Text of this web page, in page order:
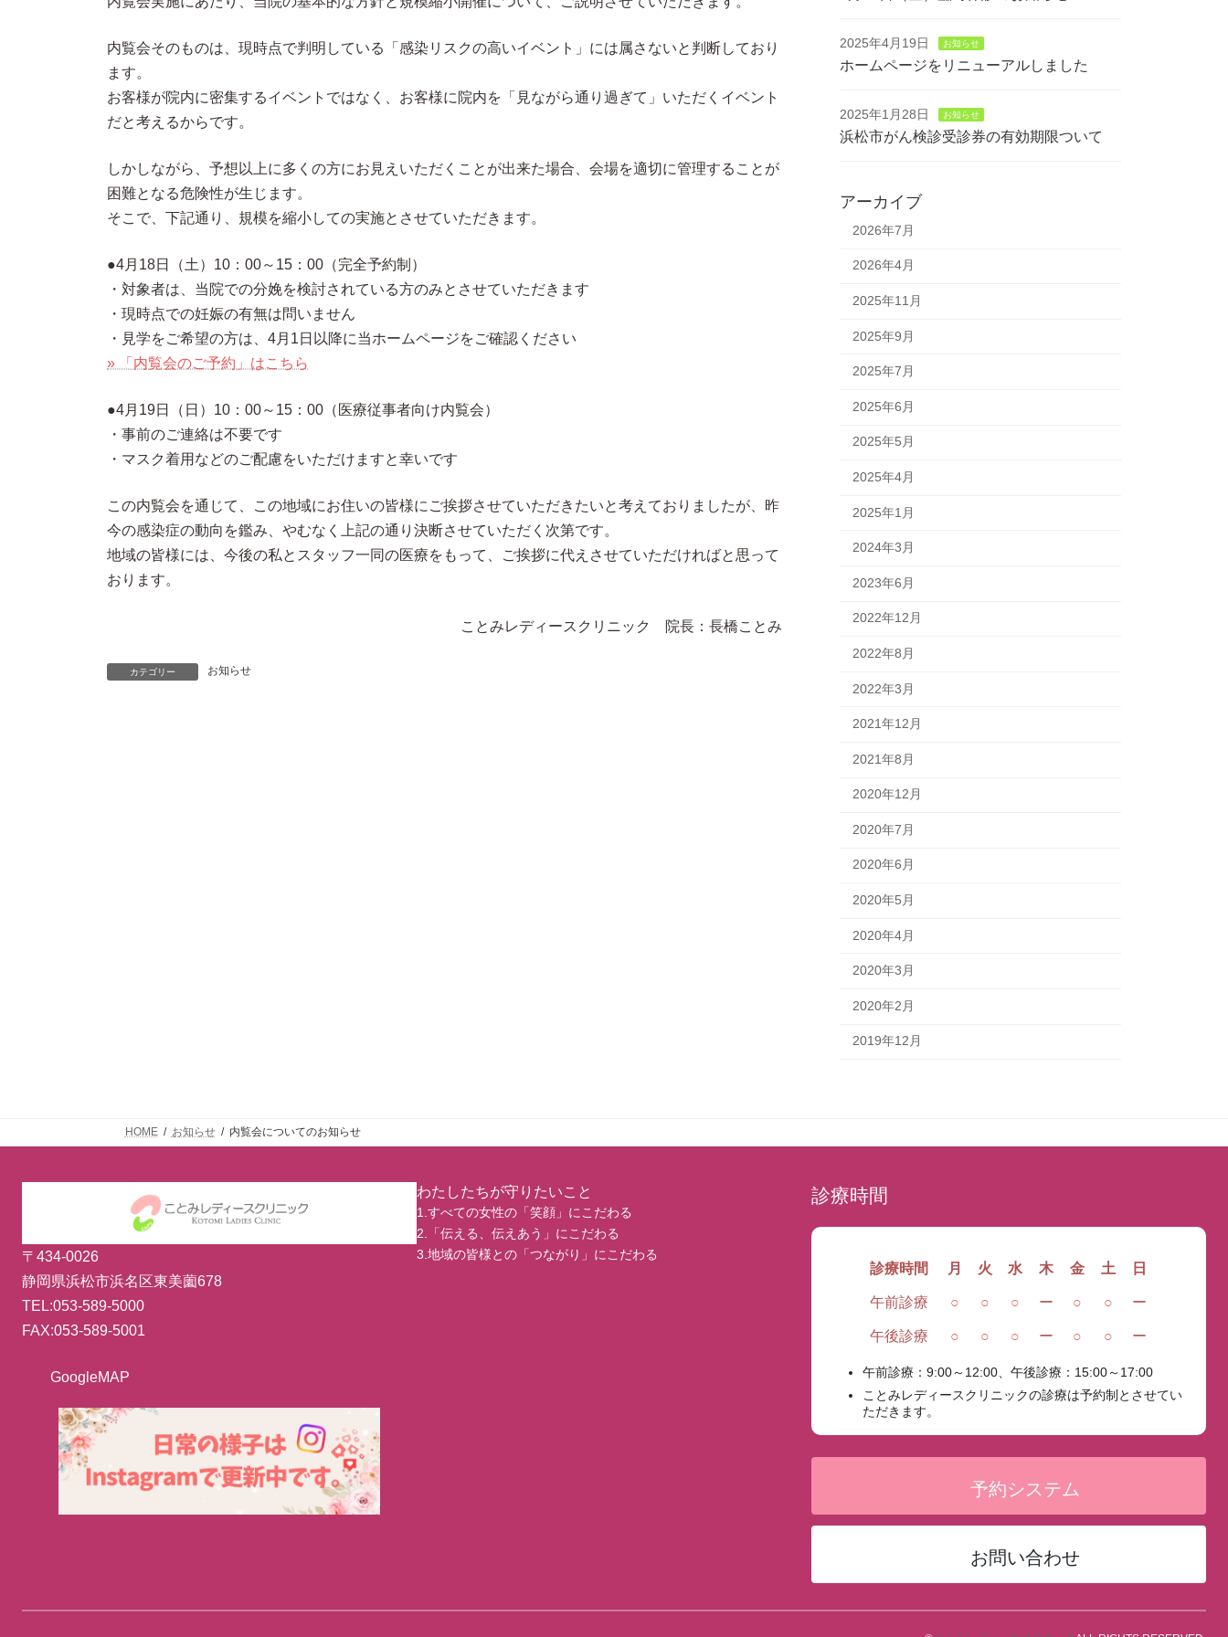
内覧会そのものは、現時点で判明している「感染リスクの高いイベント」には属さないと判断しており
ます。
お客様が院内に密集するイベントではなく、お客様に院内を「見ながら通り過ぎて」いただくイベント
だと考えるからです。
しかしながら、予想以上に多くの方にお見えいただくことが出来た場合、会場を適切に管理することが
困難となる危険性が生じます。
そこで、下記通り、規模を縮小しての実施とさせていただきます。
●4月18日（土）10：00～15：00（完全予約制）
・対象者は、当院での分娩を検討されている方のみとさせていただきます
・現時点での妊娠の有無は問いません
・見学をご希望の方は、4月1日以降に当ホームページをご確認ください
» 「内覧会のご予約」はこちら
●4月19日（日）10：00～15：00（医療従事者向け内覧会）
・事前のご連絡は不要です
・マスク着用などのご配慮をいただけますと幸いです
この内覧会を通じて、この地域にお住いの皆様にご挨拶させていただきたいと考えておりましたが、昨
今の感染症の動向を鑑み、やむなく上記の通り決断させていただく次第です。
地域の皆様には、今後の私とスタッフ一同の医療をもって、ご挨拶に代えさせていただければと思って
おります。
ことみレディースクリニック 院長：長橋ことみ
カテゴリー お知らせ
2025年4月19日 お知らせ
ホームページをリニューアルしました
2025年1月28日 お知らせ
浜松市がん検診受診券の有効期限ついて
アーカイブ
2026年7月
2026年4月
2025年11月
2025年9月
2025年7月
2025年6月
2025年5月
2025年4月
2025年1月
2024年3月
2023年6月
2022年12月
2022年8月
2022年3月
2021年12月
2021年8月
2020年12月
2020年7月
2020年6月
2020年5月
2020年4月
2020年3月
2020年2月
2019年12月
HOME お知らせ 内覧会についてのお知らせ
〒434-0026
静岡県浜松市浜名区東美薗678
TEL:053-589-5000
FAX:053-589-5001
GoogleMAP
わたしたちが守りたいこと
1.すべての女性の「笑顔」にこだわる
2.「伝える、伝えあう」にこだわる
3.地域の皆様との「つながり」にこだわる
診療時間
診療時間 月 火 水 木 金 土 日
午前診療 ○ ○ ○ ー ○ ○ ー
午後診療 ○ ○ ○ ー ○ ○ ー
午前診療：9:00～12:00、午後診療：15:00～17:00
ことみレディースクリニックの診療は予約制とさせてい
ただきます。
予約システム
お問い合わせ